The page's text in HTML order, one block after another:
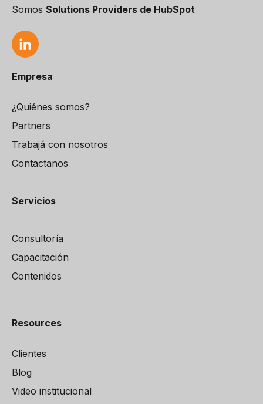
Somos Solutions Providers de HubSpot
Empresa
¿Quiénes somos?
Partners
Trabajá con nosotros
Contactanos
Servicios
Consultoría
Capacitación
Contenidos
Resources
Clientes
Blog
Video institucional